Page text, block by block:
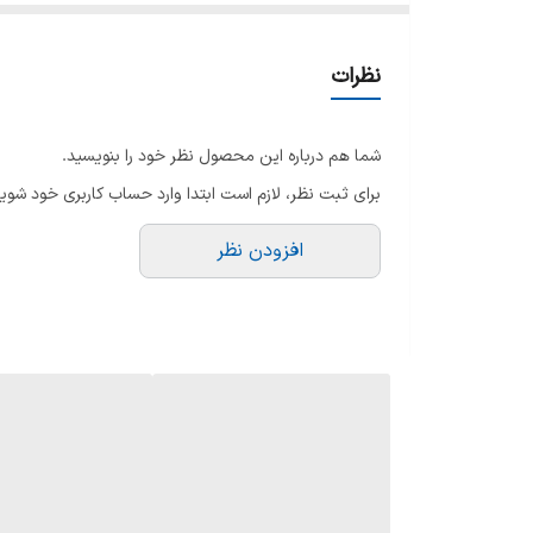
نظرات
شما هم درباره این محصول نظر خود را بنویسید.
برای ثبت نظر، لازم است ابتدا وارد حساب کاربری خود
افزودن نظر